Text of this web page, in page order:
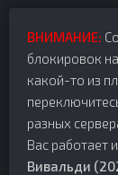
ВНИМАНИЕ:
блокировок
какой-то из
разных
Вас работает
Вивальди